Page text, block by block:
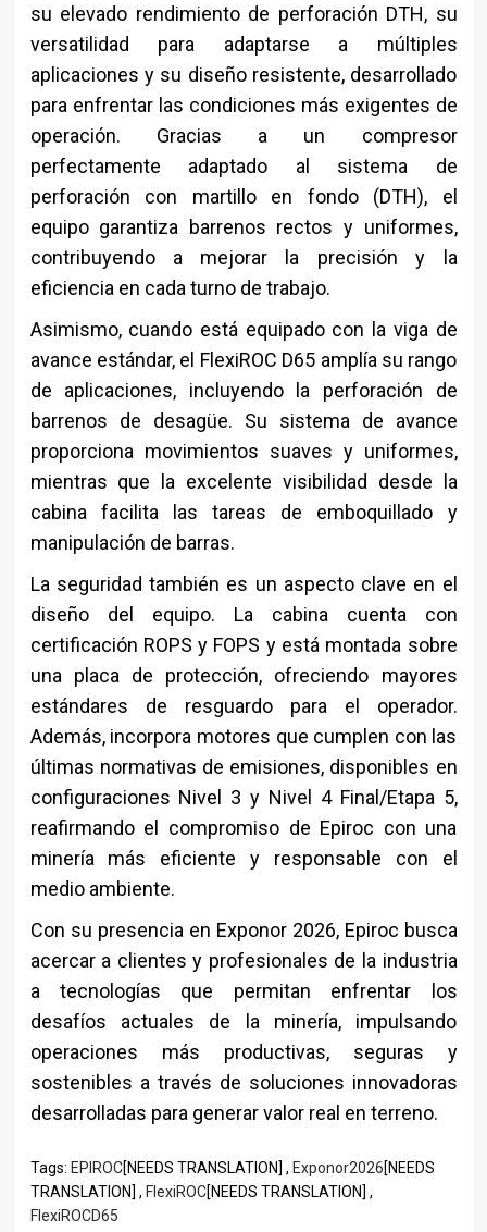
su elevado rendimiento de perforación DTH, su
versatilidad para adaptarse a múltiples
aplicaciones y su diseño resistente, desarrollado
para enfrentar las condiciones más exigentes de
operación. Gracias a un compresor
perfectamente adaptado al sistema de
perforación con martillo en fondo (DTH), el
equipo garantiza barrenos rectos y uniformes,
contribuyendo a mejorar la precisión y la
eficiencia en cada turno de trabajo.
Asimismo, cuando está equipado con la viga de
avance estándar, el FlexiROC D65 amplía su rango
de aplicaciones, incluyendo la perforación de
barrenos de desagüe. Su sistema de avance
proporciona movimientos suaves y uniformes,
mientras que la excelente visibilidad desde la
cabina facilita las tareas de emboquillado y
manipulación de barras.
La seguridad también es un aspecto clave en el
diseño del equipo. La cabina cuenta con
certificación ROPS y FOPS y está montada sobre
una placa de protección, ofreciendo mayores
estándares de resguardo para el operador.
Además, incorpora motores que cumplen con las
últimas normativas de emisiones, disponibles en
configuraciones Nivel 3 y Nivel 4 Final/Etapa 5,
reafirmando el compromiso de Epiroc con una
minería más eficiente y responsable con el
medio ambiente.
Con su presencia en Exponor 2026, Epiroc busca
acercar a clientes y profesionales de la industria
a tecnologías que permitan enfrentar los
desafíos actuales de la minería, impulsando
operaciones más productivas, seguras y
sostenibles a través de soluciones innovadoras
desarrolladas para generar valor real en terreno.
Tags: EPIROC[NEEDS TRANSLATION] , Exponor2026[NEEDS
TRANSLATION] , FlexiROC[NEEDS TRANSLATION] ,
FlexiROCD65